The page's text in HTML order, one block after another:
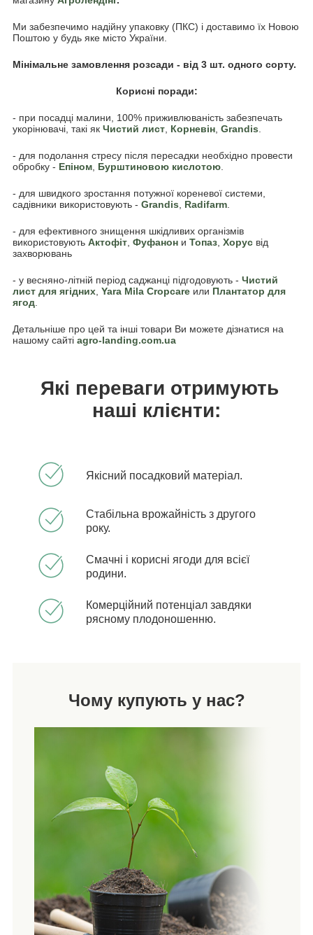
Ми забезпечимо надійну упаковку (ПКС) і доставимо їх Новою
Поштою у будь яке місто України.
Мінімальне замовлення розсади - від 3 шт. одного сорту.
Корисні поради:
- при посадці малини, 100% приживлюваність забезпечать
укорінювачі, такі як Чистий лист Корневін Grandis
- для подолання стресу після пересадки необхідно провести
обробку - Епіном Бурштиновою кислотою
- для швидкого зростання потужної кореневої системи,
садівники використовують - Grandis Radifarm
- для ефективного знищення шкідливих організмів
використовують Актофіт Фуфанон и Топаз Хорус від
захворювань
- у весняно-літній період саджанці підгодовують - Чистий
лист для ягідних Yara Mila Cropcare или Плантатор для
ягод
Детальніше про цей та інші товари Ви можете дізнатися на
нашому сайті agro-landing.com.ua
Які переваги отримують
наші клієнти:
Якісний посадковий матеріал.
Стабільна врожайність з другого
року.
Смачні і корисні ягоди для всієї
родини.
Комерційний потенціал завдяки
рясному плодоношенню.
Чому купують у нас?